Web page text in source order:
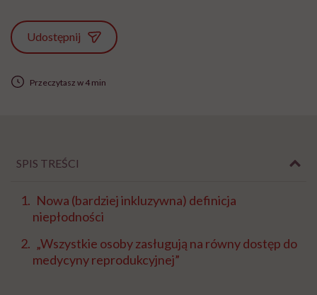
Udostępnij
Przeczytasz w 4 min
SPIS TREŚCI
Nowa (bardziej inkluzywna) definicja
niepłodności
„Wszystkie osoby zasługują na równy dostęp do
medycyny reprodukcyjnej”